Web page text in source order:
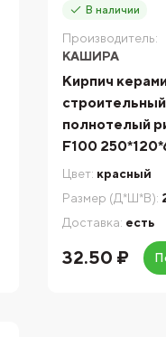
В наличии
Производитель:
КАШИРА
Кирпич
полнотелый
F100
Цвет: красный
Размер (Д*Ш*В):
Доставка: есть
32.50 ₽